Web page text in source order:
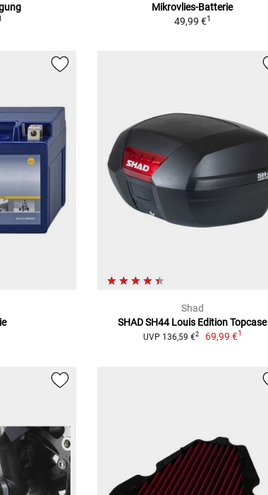
Mikrovlies-Batterie
49,99 €1
Shad
SHAD SH44 Louis Edition Topcase
UVP 136,59 €2 69,99 €1